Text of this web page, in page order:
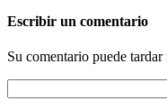
Escribir un comentario
Su comentario puede